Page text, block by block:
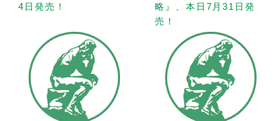
4日発売！
略』、本日7月31日発
売！